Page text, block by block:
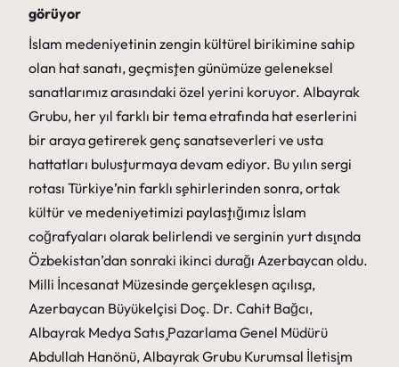
görüyor
İslam medeniyetinin zengin kültürel birikimine sahip
olan hat sanatı, geçmişten günümüze geleneksel
sanatlarımız arasındaki özel yerini koruyor. Albayrak
Grubu, her yıl farklı bir tema etrafında hat eserlerini
bir araya getirerek genç sanatseverleri ve usta
hattatları buluşturmaya devam ediyor. Bu yılın sergi
rotası Türkiye’nin farklı şehirlerinden sonra, ortak
kültür ve medeniyetimizi paylaştığımız İslam
coğrafyaları olarak belirlendi ve serginin yurt dışında
Özbekistan’dan sonraki ikinci durağı Azerbaycan oldu.
Milli İncesanat Müzesinde gerçekleşen açılışa,
Azerbaycan Büyükelçisi Doç. Dr. Cahit Bağcı,
Albayrak Medya Satış Pazarlama Genel Müdürü
Abdullah Hanönü, Albayrak Grubu Kurumsal İletişim